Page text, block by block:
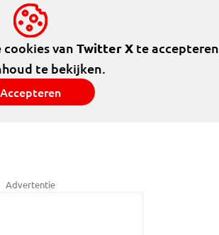
van Twitter Xte accepteren
te bekijken.
Accepteren
Advertentie